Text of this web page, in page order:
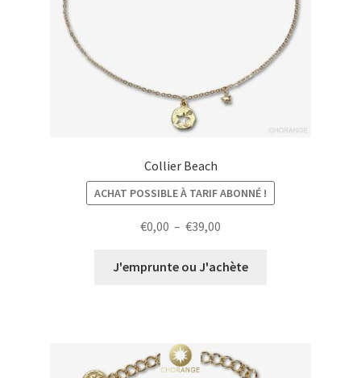
Collier Beach
ACHAT POSSIBLE À TARIF ABONNÉ !
€0,00 – €39,00
prix :
J'emprunte ou J'achète